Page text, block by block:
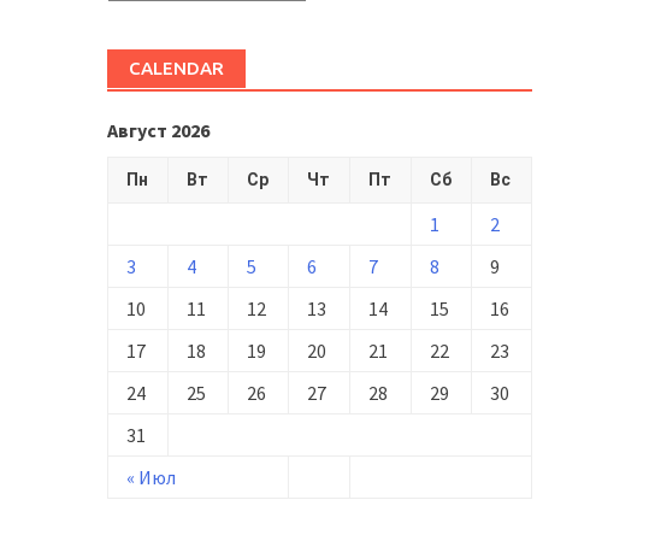
CALENDAR
Август 2026
Пн Вт Ср Чт Пт Сб Вс
« Июл
1
2
3
4 5 6 7 8
9
10
11 12 13 14 15
16
17
18 19 20 21 22
23
24
25 26 27 28 29
30
31